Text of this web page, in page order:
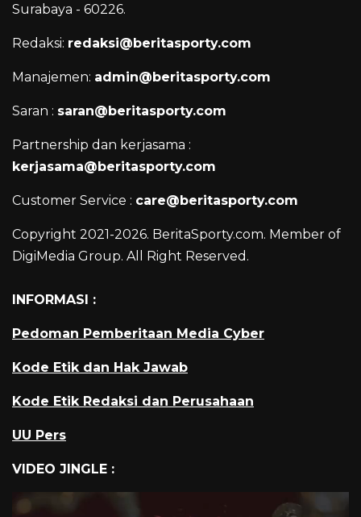
Surabaya - 60226.
Redaksi: redaksi@beritasporty.com
Manajemen: admin@beritasporty.com
Saran : saran@beritasporty.com
Partnership dan kerjasama :
kerjasama@beritasporty.com
Customer Service : care@beritasporty.com
Copyright 2021-2026. BeritaSporty.com. Member of
DigiMedia Group. All Right Reserved.
INFORMASI :
Pedoman Pemberitaan Media Cyber
Kode Etik dan Hak Jawab
Kode Etik Redaksi dan Perusahaan
UU Pers
VIDEO JINGLE :